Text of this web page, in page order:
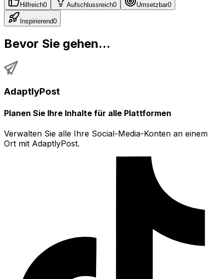
Hilfreich0 Aufschlussreich0 Umsetzbar0
Inspirierend0
Bevor Sie gehen...
AdaptlyPost
Planen Sie Ihre Inhalte für alle Plattformen
Verwalten Sie alle Ihre Social-Media-Konten an einem
Ort mit AdaptlyPost.